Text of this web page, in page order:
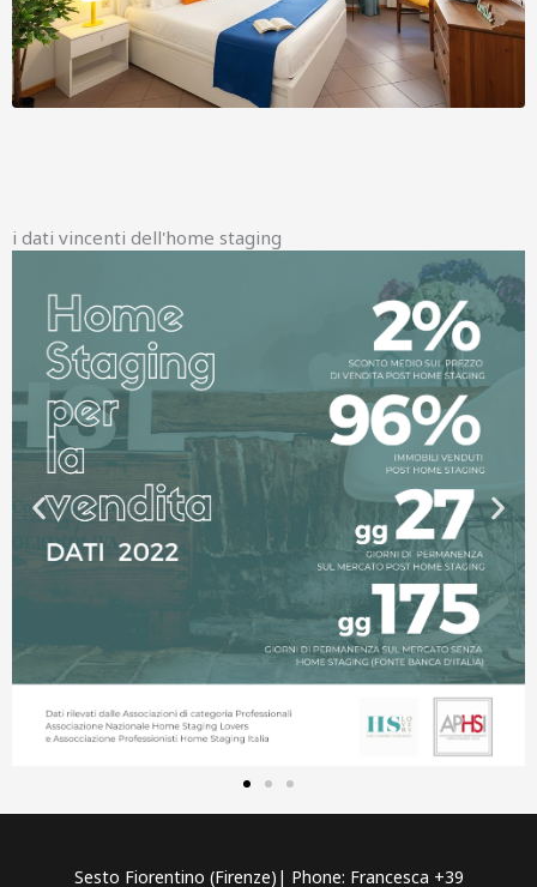
i dati vincenti dell'home staging
Sesto Fiorentino (Firenze)| Phone: Francesca +39